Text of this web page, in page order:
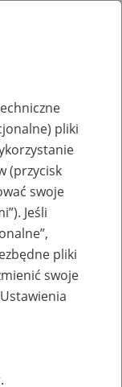
pracy
pliki
(przycisk
swoje
Jeśli
pliki
swoje